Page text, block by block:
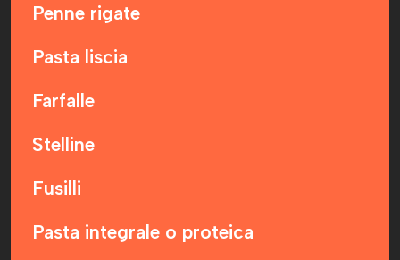
Penne rigate
Pasta liscia
Farfalle
Stelline
Fusilli
Pasta integrale o proteica